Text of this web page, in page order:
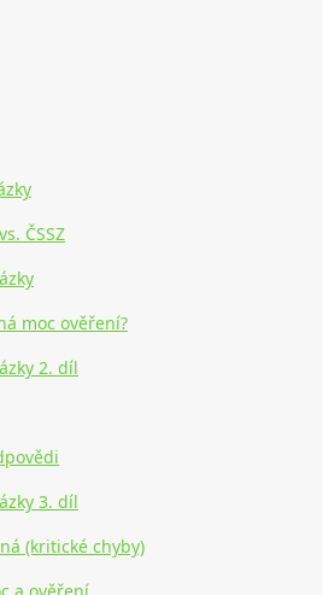
ČSSZ
moc ověření?
2. díl
3. díl
(kritické chyby)